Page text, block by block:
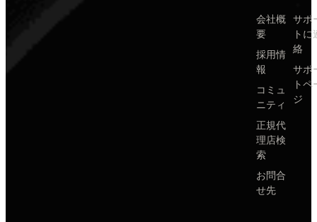
会社概
要
採用情
報
コミュ
ニティ
正規代
理店検
索
お問合
せ先
サポ
トに
絡
サポ
トペ
ジ